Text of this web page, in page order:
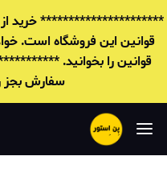
********************** خرید از
قوانين این فروشگاه است.
قوانين را بخوانید.
سفارش بجز